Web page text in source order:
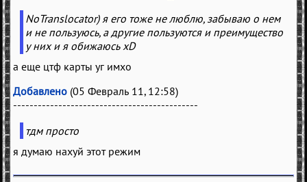
NoTranslocator) я его тоже не люблю, забываю о нем
и не пользуюсь, а другие пользуются и преимущество
у них и я обижаюсь xD
а еще цтф карты уг имхо
Добавлено (05 Февраль 11, 12:58)
---------------------------------------------
тдм просто
я думаю нахуй этот режим